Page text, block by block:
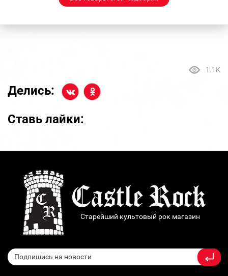
1.1K
Делись:
Ставь лайки:
Старейший культовый рок магазин